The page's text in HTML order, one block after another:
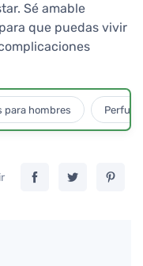
Sé amable
que puedas vivir
para hombres